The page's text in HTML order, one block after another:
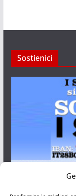
Sostienici